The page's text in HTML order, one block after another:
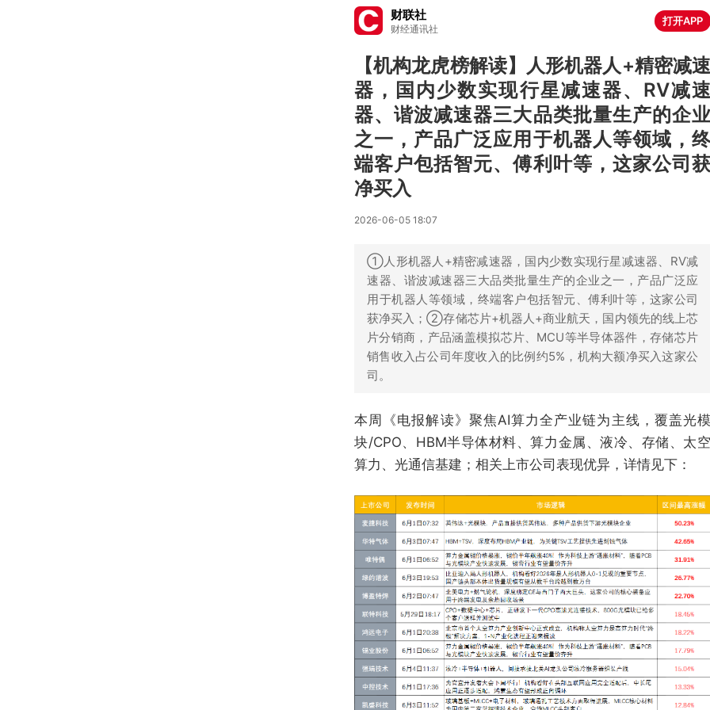
财联社
财经通讯社
打开APP
【机构龙虎榜解读】人形机器人+精密减速
器，国内少数实现行星减速器、RV减速
器、谐波减速器三大品类批量生产的企业
之一，产品广泛应用于机器人等领域，终
端客户包括智元、傅利叶等，这家公司获
净买入
2026-06-05 18:07
①人形机器人+精密减速器，国内少数实现行星减速器、RV减
速器、谐波减速器三大品类批量生产的企业之一，产品广泛应
用于机器人等领域，终端客户包括智元、傅利叶等，这家公司
获净买入；②存储芯片+机器人+商业航天，国内领先的线上芯
片分销商，产品涵盖模拟芯片、MCU等半导体器件，存储芯片
销售收入占公司年度收入的比例约5%，机构大额净买入这家公
司。
本周《电报解读》聚焦AI算力全产业链为主线，覆盖光模
块/CPO、HBM半导体材料、算力金属、液冷、存储、太空
算力、光通信基建；相关上市公司表现优异，详情见下：